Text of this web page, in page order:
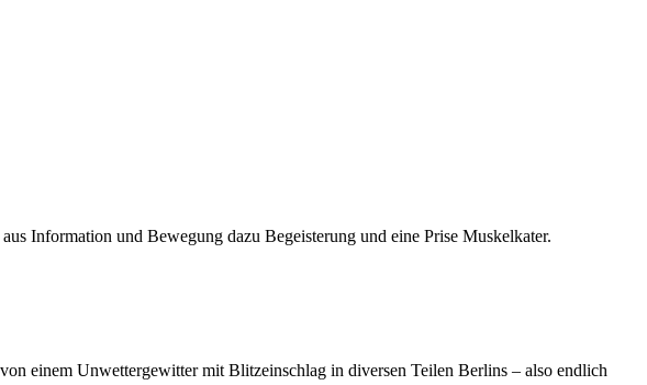
Information und Bewegung dazu Begeisterung und eine Prise Muskelkater.
einem Unwettergewitter mit Blitzeinschlag in diversen Teilen Berlins – also endlich